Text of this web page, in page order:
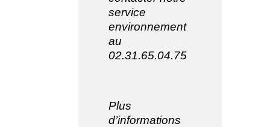
service
environnement
au
02.31.65.04.75
Plus
d’informations